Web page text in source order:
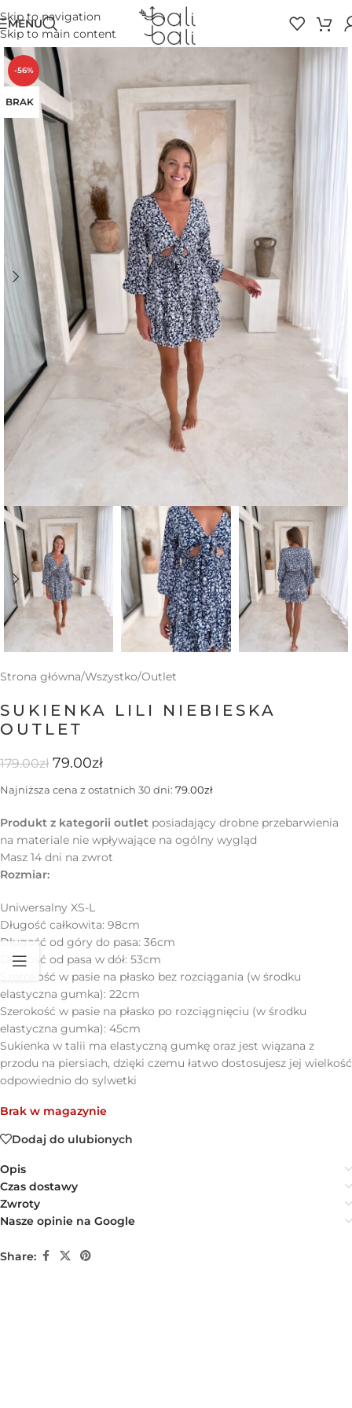
Skip to navigation
Skip to main content
MENU
-56%
BRAK
Strona główna/Wszystko/Outlet
SUKIENKA LILI NIEBIESKA
OUTLET
179.00zł 79.00zł
Najniższa cena z ostatnich 30 dni: 79.00zł
Produkt z kategorii outlet posiadający drobne przebarwienia
na materiale nie wpływające na ogólny wygląd
Masz 14 dni na zwrot
Rozmiar:
Uniwersalny XS-L
Długość całkowita: 98cm
Długość od góry do pasa: 36cm
Długość od pasa w dół: 53cm
Szerokość w pasie na płasko bez rozciągania (w środku
elastyczna gumka): 22cm
Szerokość w pasie na płasko po rozciągnięciu (w środku
elastyczna gumka): 45cm
Sukienka w talii ma elastyczną gumkę oraz jest wiązana z
przodu na piersiach, dzięki czemu łatwo dostosujesz jej wielkość
odpowiednio do sylwetki
Brak w magazynie
Dodaj do ulubionych
Opis
Czas dostawy
Zwroty
Nasze opinie na Google
Share: